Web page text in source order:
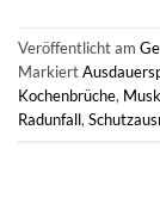
Veröffentlicht am
Markiert
Kochenbrüche,
Radunfall,